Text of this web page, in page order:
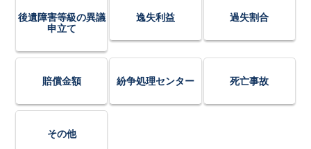
後遺障害等級の異議
申立て
逸失利益 過失割合
賠償金額 紛争処理センター 死亡事故
その他